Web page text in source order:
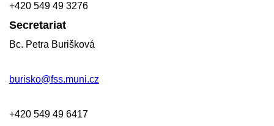
+420 549 49 3276
Secretariat
Bc. Petra Burišková
burisko@fss.muni.cz
+420 549 49 6417